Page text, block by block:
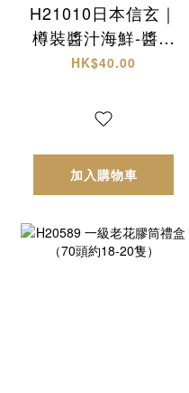
H21010日本信玄｜
樽裝醬汁海鮮-醬油
螺肉
HK$40.00
加入購物車